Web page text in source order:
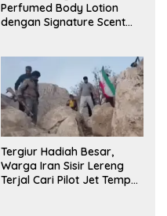
Perfumed Body Lotion
dengan Signature Scent
Tergiur Hadiah Besar,
Warga Iran Sisir Lereng
Terjal Cari Pilot Jet Tempur